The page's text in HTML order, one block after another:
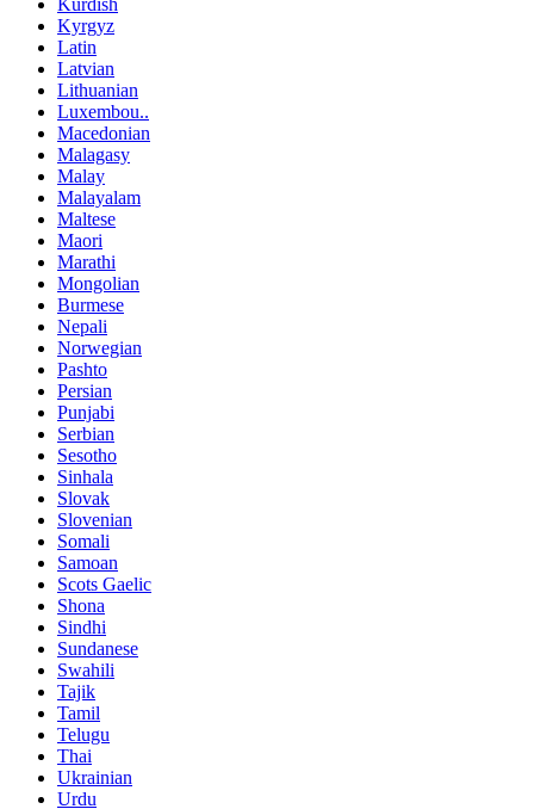
Kyrgyz
Latin
Latvian
Lithuanian
Luxembou..
Macedonian
Malagasy
Malay
Malayalam
Maltese
Maori
Marathi
Mongolian
Burmese
Nepali
Norwegian
Pashto
Persian
Punjabi
Serbian
Sesotho
Sinhala
Slovak
Slovenian
Somali
Samoan
Scots Gaelic
Shona
Sindhi
Sundanese
Swahili
Tajik
Tamil
Telugu
Thai
Ukrainian
Urdu